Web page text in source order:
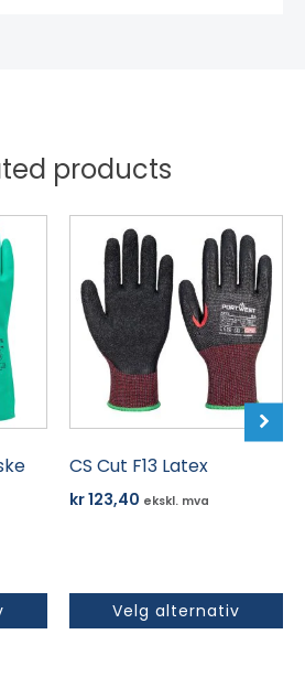
products
CS Cut F13 Latex
kr123,40 ekskl. mva
Velg alternativ
produktet
har
flere
varianter.
Alternativene
velges
produktsiden